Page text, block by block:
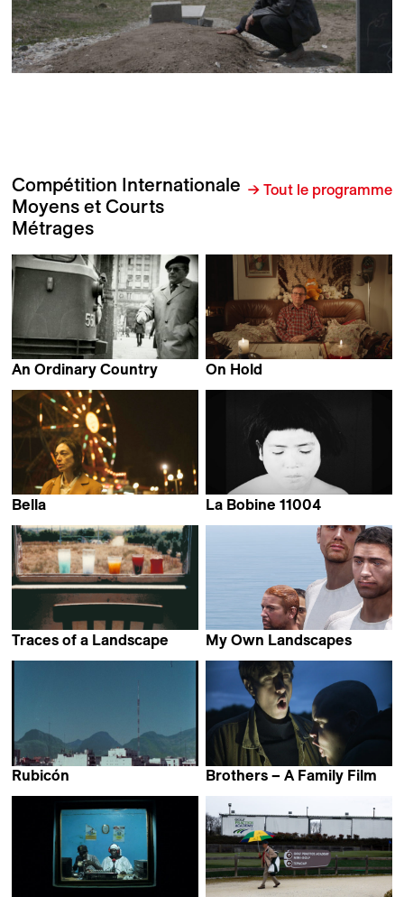
Compétition Internationale
Moyens et Courts
Métrages
→ Tout le programme
An Ordinary Country
On Hold
Bella
La Bobine 11004
Traces of a Landscape
My Own Landscapes
Rubicón
Brothers – A Family Film